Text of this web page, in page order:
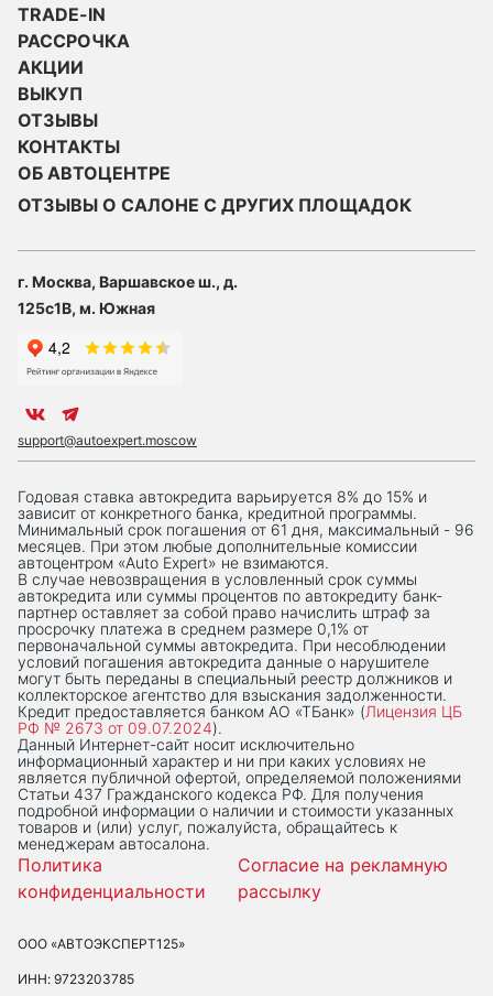
TRADE-IN
РАССРОЧКА
АКЦИИ
ВЫКУП
ОТЗЫВЫ
КОНТАКТЫ
ОБ АВТОЦЕНТРЕ
ОТЗЫВЫ О САЛОНЕ С ДРУГИХ ПЛОЩАДОК
г. Москва, Варшавское ш., д.
125с1В, м. Южная
support@autoexpert.moscow
Годовая ставка автокредита варьируется 8% до 15% и
зависит от конкретного банка, кредитной программы.
Минимальный срок погашения от 61 дня, максимальный - 96
месяцев. При этом любые дополнительные комиссии
автоцентром «Auto Expert» не взимаются.
В случае невозвращения в условленный срок суммы
автокредита или суммы процентов по автокредиту банк-
партнер оставляет за собой право начислить штраф за
просрочку платежа в среднем размере 0,1% от
первоначальной суммы автокредита. При несоблюдении
условий погашения автокредита данные о нарушителе
могут быть переданы в специальный реестр должников и
коллекторское агентство для взыскания задолженности.
Кредит предоставляется банком АО «ТБанк» (Лицензия ЦБ
РФ № 2673 от 09.07.2024).
Данный Интернет-сaйт носит исключительно
информационный характер и ни при каких условиях не
является публичной офертой, определяемой положениями
Статьи 437 Гражданского кодекса РФ. Для получения
подробной информации о наличии и стоимости указанных
товаров и (или) услуг, пожалуйста, обращайтесь к
менеджерам автосалона.
Политика
конфиденциальности
Согласие на рекламную
рассылку
ООО «АВТОЭКСПЕРТ125»
ИНН: 9723203785